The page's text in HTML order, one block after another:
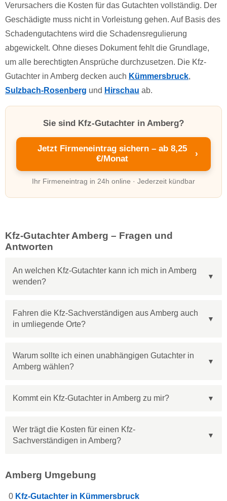
Verursachers die Kosten für das Gutachten vollständig. Der
Geschädigte muss nicht in Vorleistung gehen. Auf Basis des
Schadengutachtens wird die Schadensregulierung
abgewickelt. Ohne dieses Dokument fehlt die Grundlage,
um alle berechtigten Ansprüche durchzusetzen. Die Kfz-
Gutachter in Amberg decken auch Kümmersbruck,
Sulzbach-Rosenberg und Hirschau ab.
Sie sind Kfz-Gutachter in Amberg?
Jetzt Firmeneintrag sichern – ab 8,25
€/Monat
›
Ihr Firmeneintrag in 24h online · Jederzeit kündbar
Kfz-Gutachter Amberg – Fragen und
Antworten
An welchen Kfz-Gutachter kann ich mich in Amberg
wenden?
Fahren die Kfz-Sachverständigen aus Amberg auch
in umliegende Orte?
Warum sollte ich einen unabhängigen Gutachter in
Amberg wählen?
Kommt ein Kfz-Gutachter in Amberg zu mir?
Wer trägt die Kosten für einen Kfz-
Sachverständigen in Amberg?
Amberg Umgebung
0 Kfz-Gutachter in Kümmersbruck